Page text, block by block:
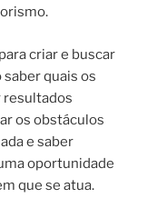
criar e buscar
quais os
resultados
os obstáculos
e saber
oportunidade
que se atua.